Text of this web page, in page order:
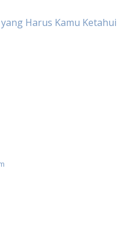
Harus Kamu Ketahui